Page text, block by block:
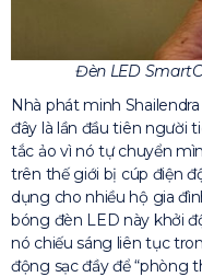
Đèn LED
Nhà phát minh
đây là lần đầu tiên người
tắc ảo vì nó tự chuyển
trên thế giới bị cúp điện
dụng cho nhiều hộ gia
bóng đèn LED này khởi
nó chiếu sáng liên tục
động sạc đầy để “phòng